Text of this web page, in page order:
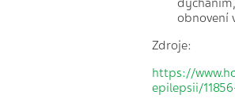
obnovení
Zdroje:
https://
epilepsii/